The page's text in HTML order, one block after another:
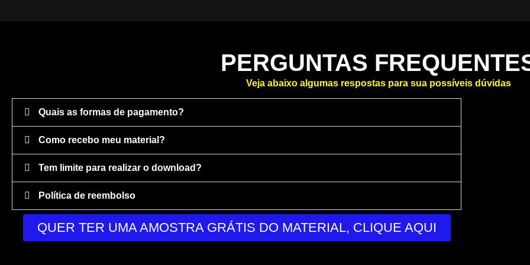
PERGUNTAS
Veja abaixo algumas respostas para sua possíveis dúvidas
Quais as formas de pagamento?
Como recebo meu material?
Tem limite para realizar o download?
Política de reembolso
QUER TER UMA AMOSTRA GRÁTIS DO MATERIAL, CLIQUE AQUI